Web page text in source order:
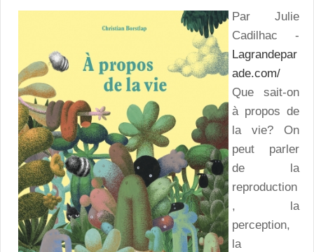
Par Julie
Cadilhac -
Lagrandepar
ade.com/
Que sait-on
à propos de
la vie? On
peut parler
de la
reproduction
, la
perception,
la